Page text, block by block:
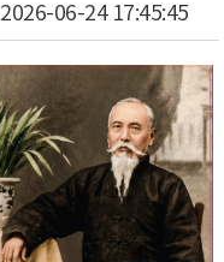
2026-06-24 17:45:45